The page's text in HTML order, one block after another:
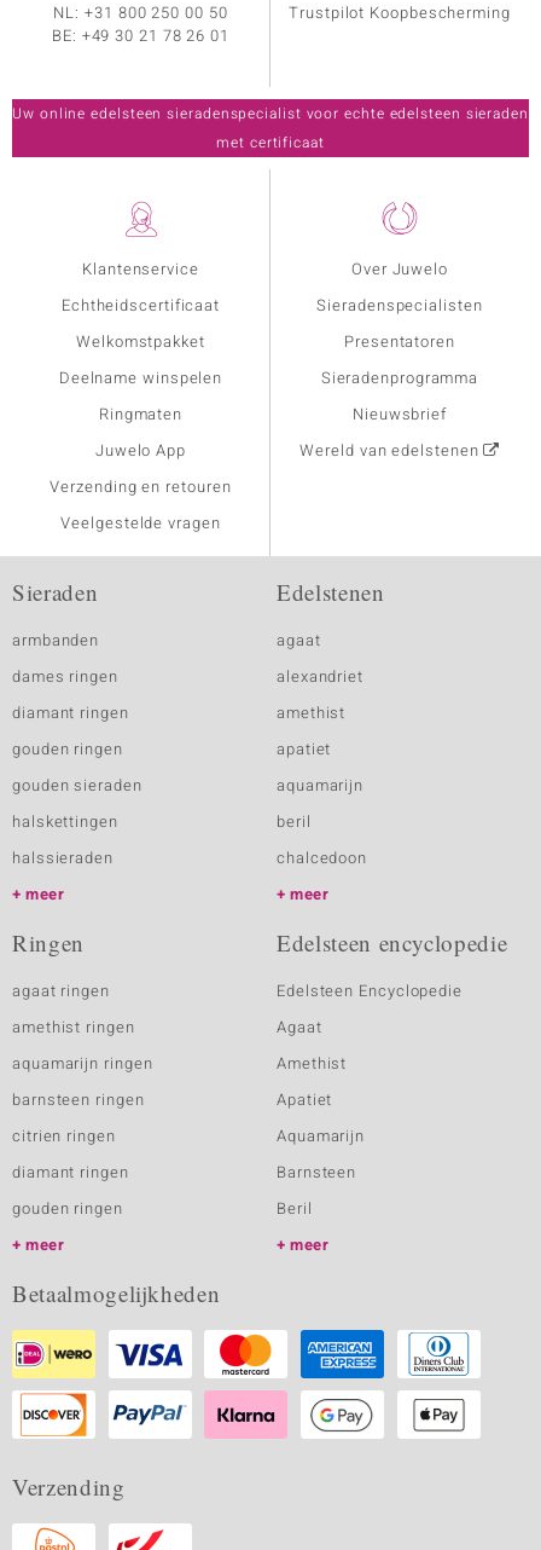
Klantenservice
Echtheidscertificaat
Welkomstpakket
Deelname winspelen
Ringmaten
Juwelo App
Verzending en retouren
Veelgestelde vragen
Over Juwelo
Sieradenspecialisten
Presentatoren
Sieradenprogramma
Nieuwsbrief
Wereld van edelstenen
NL:+31 800 250 00 50
BE: +49 30 21 78 26 01
Trustpilot Koopbescherming
Uw online edelsteen sieradenspecialist voor echte edelsteen sieraden
met certificaat
Sieraden
armbanden
dames ringen
diamant ringen
gouden ringen
gouden sieraden
halskettingen
halssieraden
meer
Edelstenen
agaat
alexandriet
amethist
apatiet
aquamarijn
beril
chalcedoon
meer
Ringen
agaat ringen
amethist ringen
aquamarijn ringen
barnsteen ringen
citrien ringen
diamant ringen
gouden ringen
meer
Edelsteen encyclopedie
Edelsteen Encyclopedie
Agaat
Amethist
Apatiet
Aquamarijn
Barnsteen
Beril
meer
Betaalmogelijkheden
Verzending